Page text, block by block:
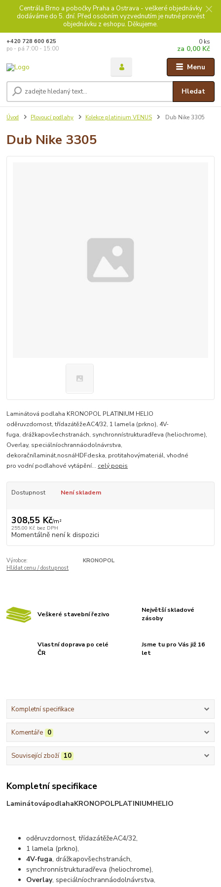
Centrála Brno a pobočky Praha a Ostrava - veškeré objednávky
dodáváme do 5. dní. Před osobním vyzvednutím je nutné provést
objednávku z eshopu. Děkujeme.
Menu
Hledat
+420 728 600 625
po - pá 7:00 - 15:00
0 ks
za 0,00 Kč
Úvod Plovoucí podlahy Kolekce platinium VENUS Dub Nike 3305
Dub Nike 3305
Laminátová podlaha KRONOPOL PLATINIUM HELIO
oděruvzdornost, třídazátěžeAC4/32, 1 lamela (prkno), 4V-
fuga, drážkapovšechstranách, synchronnístrukturadřeva (heliochrome),
Overlay, speciálníochrannáodolnávrstva,
dekoračnílaminát,nosnáHDFdeska, protitahovýmateriál, vhodné
pro vodní podlahové vytápění... celý popis
Dostupnost Není skladem
308,55 Kč/m²
255,00 Kč bez DPH
Momentálně není k dispozici
Výrobce:
KRONOPOL
Hlídat cenu / dostupnost
Veškeré stavební řezivo
Největší skladové
zásoby
Vlastní doprava po celé
ČR
Jsme tu pro Vás již 16
let
Kompletní specifikace
Komentáře 0
Související zboží 10
Kompletní specifikace
LaminátovápodlahaKRONOPOLPLATINIUMHELIO
oděruvzdornost,třídazátěžeAC4/32,
1lamela (prkno),
4V-fuga,drážkapovšechstranách,
synchronnístrukturadřeva (heliochrome),
Overlay, speciálníochrannáodolnávrstva,